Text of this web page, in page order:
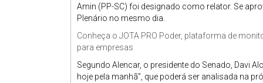
Amin (PP-SC) foi designado como relator. Se
Plenário no mesmo dia.
Conheça o JOTA PRO Poder, plataforma de
para empresas
Segundo Alencar, o presidente do Senado, Davi
hoje pela manhã”, que poderá ser analisada na